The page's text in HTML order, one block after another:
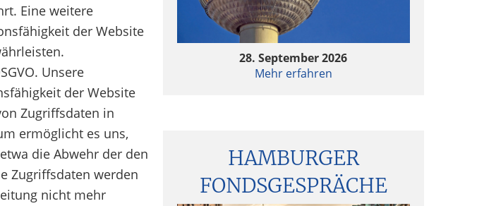
Eine weitere
der Website
Unsere
der Website
Zugriffsdaten in
ermöglicht es uns,
die Abwehr der den
Zugriffsdaten werden
nicht mehr
28. September 2026
Mehr erfahren
HAMBURGER
FONDSGESPRÄCHE